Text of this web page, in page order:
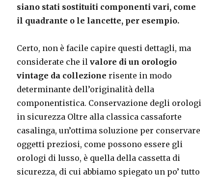
siano stati sostituiti componenti vari, come
il quadrante o le lancette, per esempio.
Certo, non è facile capire questi dettagli, ma
considerate che ilvalore di un orologio
vintage da collezione risente in modo
determinante dell’originalità della
componentistica. Conservazione degli orologi
in sicurezza Oltre alla classica cassaforte
casalinga, un’ottima soluzione per conservare
oggetti preziosi, come possono essere gli
orologi di lusso, è quella della cassetta di
sicurezza, di cui abbiamo spiegato un po’ tutto